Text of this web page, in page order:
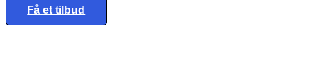
Få et tilbud